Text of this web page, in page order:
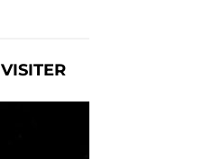
VISITER